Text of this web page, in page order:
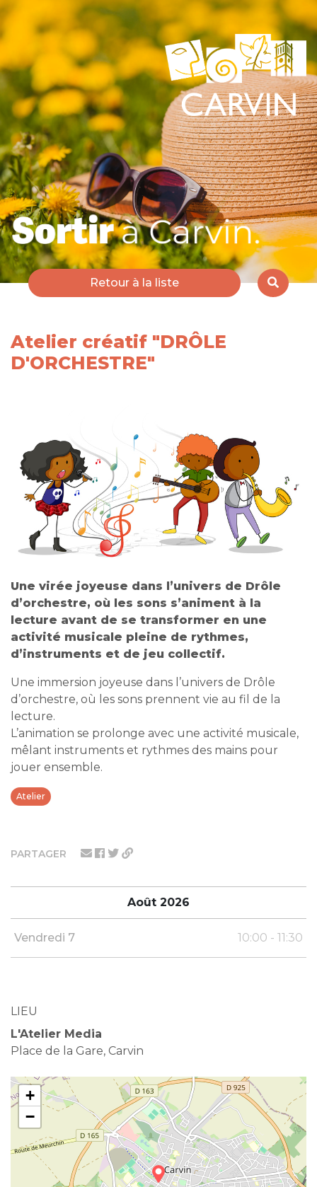
Retour à la liste
PARTAGER
Août 2026
Vendredi 7 10:00 - 11:30
LIEU
L'Atelier Media
Place de la Gare, Carvin
+
−
Atelier créatif "DRÔLE
D'ORCHESTRE"
Une virée joyeuse dans l’univers de Drôle
d’orchestre, où les sons s’animent à la
lecture avant de se transformer en une
activité musicale pleine de rythmes,
d’instruments et de jeu collectif.
Une immersion joyeuse dans l’univers de Drôle
d’orchestre, où les sons prennent vie au fil de la
lecture.
L’animation se prolonge avec une activité musicale,
mêlant instruments et rythmes des mains pour
jouer ensemble.
Atelier